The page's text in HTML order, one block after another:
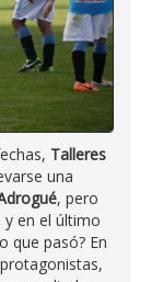
Talleres
una
, pero
en el último
que pasó? En